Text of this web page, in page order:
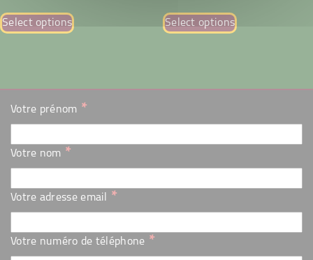
Select options Select options
Votre prénom *
Votre nom *
Votre adresse email *
Votre numéro de téléphone *